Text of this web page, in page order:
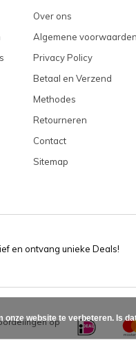
Over ons
Algemene voorwaarden
Privacy Policy
Betaal en Verzend
Methodes
Retourneren
Contact
Sitemap
en ontvang unieke Deals!
op
onze website te verbeteren. Is